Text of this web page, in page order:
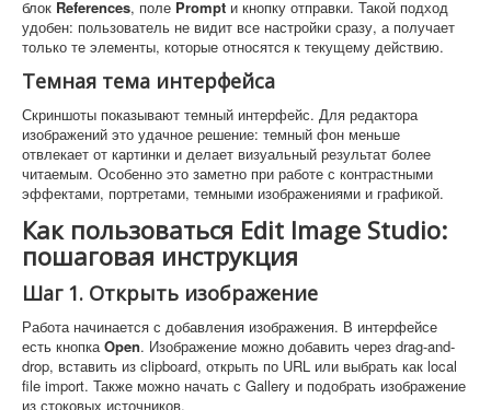
блок References, поле Prompt и кнопку отправки. Такой подход
удобен: пользователь не видит все настройки сразу, а получает
только те элементы, которые относятся к текущему действию.
Темная тема интерфейса
Скриншоты показывают темный интерфейс. Для редактора
изображений это удачное решение: темный фон меньше
отвлекает от картинки и делает визуальный результат более
читаемым. Особенно это заметно при работе с контрастными
эффектами, портретами, темными изображениями и графикой.
Как пользоваться Edit Image Studio:
пошаговая инструкция
Шаг 1. Открыть изображение
Работа начинается с добавления изображения. В интерфейсе
есть кнопкаOpen. Изображение можно добавить через drag-and-
drop, вставить из clipboard, открыть по URL или выбрать как local
file import. Также можно начать с Gallery и подобрать изображение
из стоковых источников.